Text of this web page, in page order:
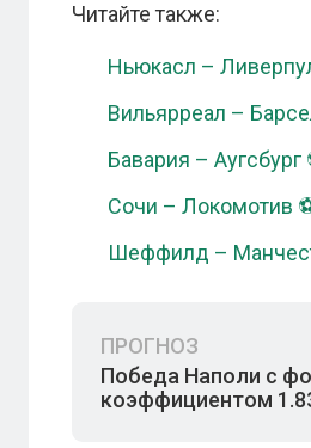
Читайте также:
Ньюкасл –
Вильярреал –
Бавария – Аугсбург
Сочи – Локомотив
Шеффилд –
ПРОГНОЗ
Победа Наполи с
коэффициентом